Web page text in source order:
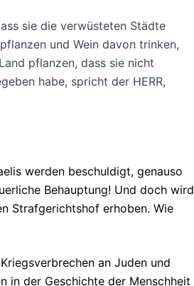
sie die verwüsteten Städte
und Wein davon trinken,
pflanzen, dass sie nicht
habe, spricht der HERR,
werden beschuldigt, genauso
Behauptung! Und doch wird
Strafgerichtshof erhoben. Wie
an Juden und
in der Geschichte der Menschheit